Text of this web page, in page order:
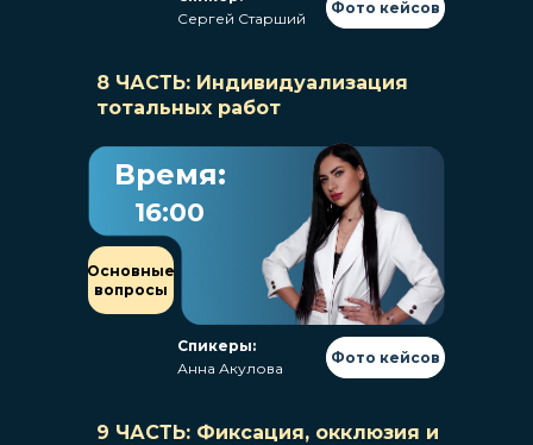
Сергей Старший
Фото кейсов
Спикеры:
Анна Акулова
8 ЧАСТЬ: Индивидуализация
тотальных работ
16:00
Время:
Фото кейсов
Основные
вопросы
9 ЧАСТЬ: Фиксация, окклюзия и